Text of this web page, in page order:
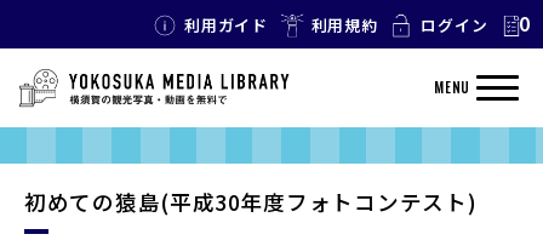
利用ガイド 利用規約 ログイン 0
MENU
初めての猿島(平成30年度フォトコンテスト)